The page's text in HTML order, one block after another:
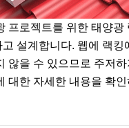
프로젝트를 위한 태양광
설계합니다. 웹에 랙킹
않을 수 있으므로 주저하
대한 자세한 내용을 확인